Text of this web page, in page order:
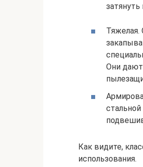
Тяжелая.
Они дают
Как видите,
использования.